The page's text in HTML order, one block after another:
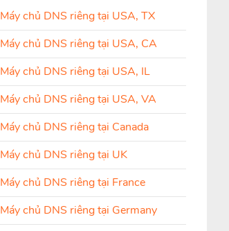
Máy chủ DNS riêng tại USA, TX
Máy chủ DNS riêng tại USA, CA
Máy chủ DNS riêng tại USA, IL
Máy chủ DNS riêng tại USA, VA
Máy chủ DNS riêng tại Canada
Máy chủ DNS riêng tại UK
Máy chủ DNS riêng tại France
Máy chủ DNS riêng tại Germany